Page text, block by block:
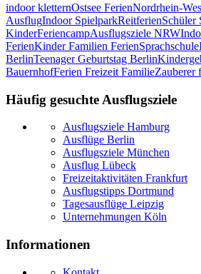
indoor kletternOstsee FerienNordrhein-
AusflugIndoor SpielparkReitferienSchüler
KinderFeriencampAusflugsziele NRW
FerienKinder Familien FerienSprachschule
BerlinTeenager Geburtstag Berlin
BauernhofFerien Freizeit FamilieZauberer
Häufig gesuchte Ausflugsziele
Ausflugsziele Hamburg
Ausflüge Berlin
Ausflugsziele München
Ausflug Lübeck
Freizeitaktivitäten Frankfurt
Ausflugstipps Dortmund
Tagesausflüge Leipzig
Unternehmungen Köln
Informationen